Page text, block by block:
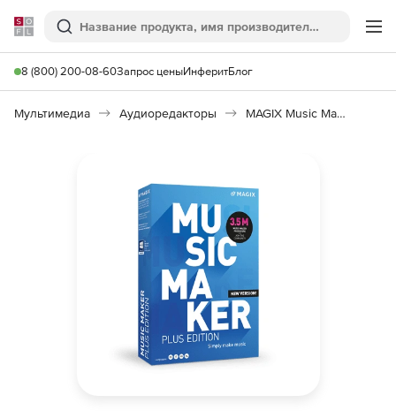
Softline
Поиск
8 (800) 200-08-60Запрос ценыИнферитБлог
Мультимедиа Аудиоредакторы MAGIX Music Maker